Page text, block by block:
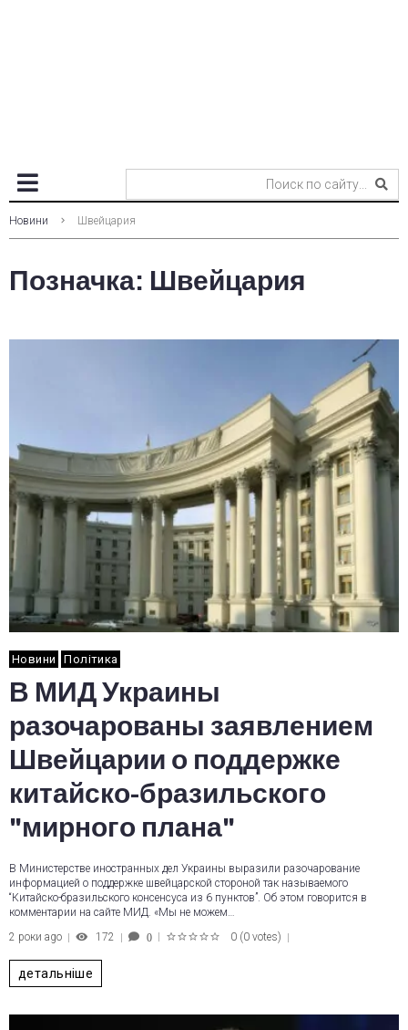
Новини Швейцария
Позначка: Швейцария
Новини Політика
В МИД Украины
разочарованы заявлением
Швейцарии о поддержке
китайско-бразильского
"мирного плана"
В Министерстве иностранных дел Украины выразили разочарование
информацией о поддержке швейцарской стороной так называемого
“Китайско-бразильского консенсуса из 6 пунктов”. Об этом говорится в
комментарии на сайте МИД. «Мы не можем…
2 роки ago
172 0 0 (0 votes)
детальніше